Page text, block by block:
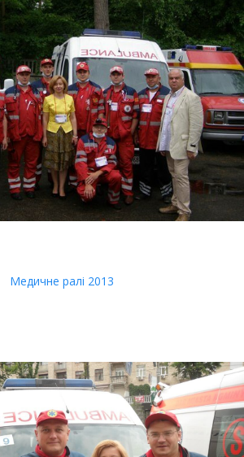
Медичне ралі 2013